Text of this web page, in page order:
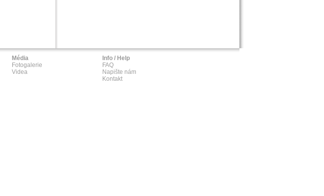
Média
Fotogalerie
Videa
Info / Help
FAQ
Napište nám
Kontakt